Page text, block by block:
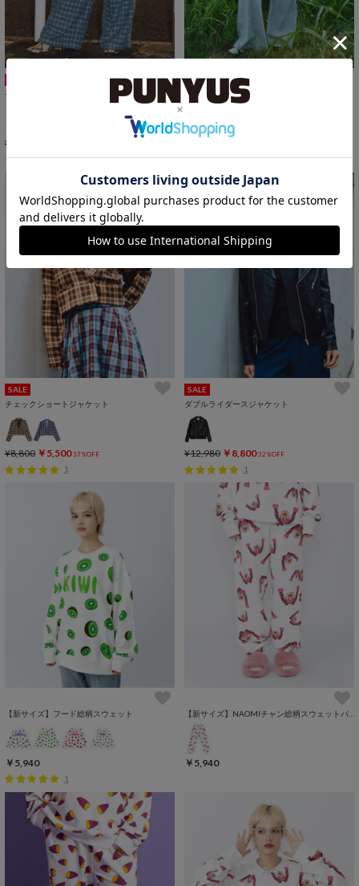
チェックワイドイージーパンツ
¥6,930
4
SALE
フリルレイヤードフレアパンツ
3
SALE
チェックショートジャケット
¥8,800 ￥5,500 37%OFF
1
SALE
ダブルライダースジャケット
¥12,980 ￥8,800 32%OFF
1
【新サイズ】フード総柄スウェット
￥5,940
1
【新サイズ】NAOMIチャン総柄スウェットパンツ
￥5,940